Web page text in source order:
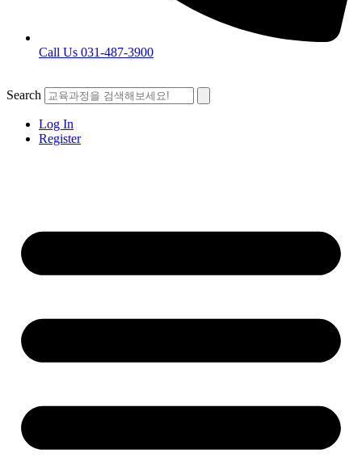
Call Us 031-487-3900
Search
Log In
Register